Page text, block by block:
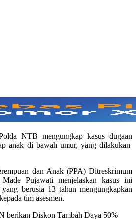
NTB mengungkap kasus dugaan
anak di bawah umur, yang dilakukan
dan Anak (PPA) Ditreskrimum
Pujawati menjelaskan kasus ini
berusia 13 tahun mengungkapkan
tim asesmen.
berikan Diskon Tambah Daya 50%